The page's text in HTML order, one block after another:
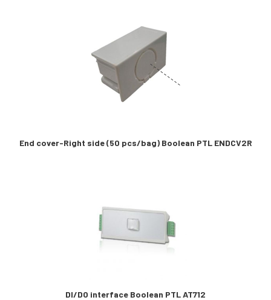
End cover-Right side (50 pcs/bag) Boolean PTL ENDCV2R
DI/DO interface Boolean PTL AT712